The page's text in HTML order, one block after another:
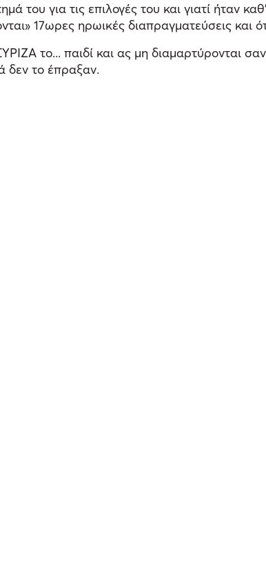
του για τις επιλογές του και γιατί ήταν
17ωρες ηρωικές διαπραγματεύσεις και
το... παιδί και ας μη διαμαρτύρονται
δεν το έπραξαν.